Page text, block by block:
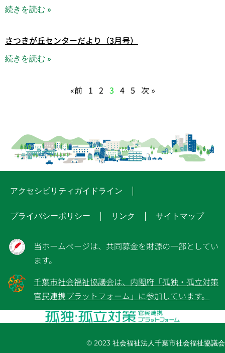
続きを読む »
さつきが丘センターだより（3月号）
続きを読む »
«前 1 2 3 4 5 次 »
アクセシビリティガイドライン
プライバシーポリシー リンク サイトマップ
当ホームページは、共同募金を財源の一部としてい
ます。
千葉市社会福祉協議会は、内閣府「孤独・孤立対策
官民連携プラットフォーム」に参加しています。
© 2023 社会福祉法人千葉市社会福祉協議会